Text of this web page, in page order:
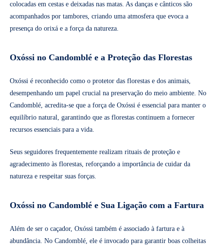
colocadas em cestas e deixadas nas matas. As danças e cânticos são
acompanhados por tambores, criando uma atmosfera que evoca a
presença do orixá e a força da natureza.
Oxóssi no Candomblé e a Proteção das Florestas
Oxóssi é reconhecido como o protetor das florestas e dos animais,
desempenhando um papel crucial na preservação do meio ambiente. No
Candomblé, acredita-se que a força de Oxóssi é essencial para manter o
equilíbrio natural, garantindo que as florestas continuem a fornecer
recursos essenciais para a vida.
Seus seguidores frequentemente realizam rituais de proteção e
agradecimento às florestas, reforçando a importância de cuidar da
natureza e respeitar suas forças.
Oxóssi no Candomblé e Sua Ligação com a Fartura
Além de ser o caçador, Oxóssi também é associado à fartura e à
abundância. No Candomblé, ele é invocado para garantir boas colheitas